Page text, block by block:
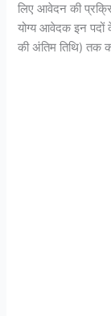
लिए आवेदन की
योग्य आवेदक इन
की अंतिम तिथि) तक